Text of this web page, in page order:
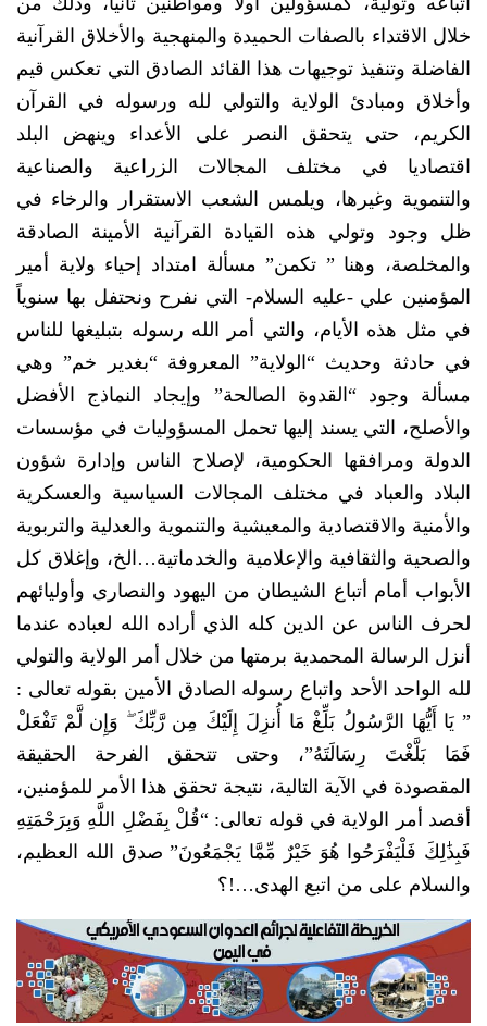
خلال الاقتداء بالصفات الحميدة والمنهجية والأخلاق القرآنية
الفاضلة وتنفيذ توجيهات هذا القائد الصادق التي تعكس قيم
وأخلاق ومبادئ الولاية والتولي لله ورسوله في القرآن
الكريم، حتى يتحقق النصر على الأعداء وينهض البلد
اقتصاديا في مختلف المجالات الزراعية والصناعية
والتنموية وغيرها، ويلمس الشعب الاستقرار والرخاء في
ظل وجود وتولي هذه القيادة القرآنية الأمينة الصادقة
والمخلصة، وهنا ” تكمن” مسألة امتداد إحياء ولاية أمير
المؤمنين علي -عليه السلام- التي نفرح ونحتفل بها سنوياً
في مثل هذه الأيام، والتي أمر الله رسوله بتبليغها للناس
في حادثة وحديث “الولاية” المعروفة “بغدير خم” وهي
مسألة وجود “القدوة الصالحة” وإيجاد النماذج الأفضل
والأصلح، التي يسند إليها تحمل المسؤوليات في مؤسسات
الدولة ومرافقها الحكومية، لإصلاح الناس وإدارة شؤون
البلاد والعباد في مختلف المجالات السياسية والعسكرية
والأمنية والاقتصادية والمعيشية والتنموية والعدلية والتربوية
والصحية والثقافية والإعلامية والخدماتية…الخ، وإغلاق كل
الأبواب أمام أتباع الشيطان من اليهود والنصارى وأوليائهم
لحرف الناس عن الدين كله الذي أراده الله لعباده عندما
أنزل الرسالة المحمدية برمتها من خلال أمر الولاية والتولي
لله الواحد الأحد واتباع رسوله الصادق الأمين بقوله تعالى :
” يَا أَيُّهَا الرَّسُولُ بَلِّغْ مَا أُنزِلَ إِلَيْكَ مِن رَّبِّكَ ۖ وَإِن لَّمْ تَفْعَلْ
فَمَا بَلَّغْتَ رِسَالَتَهُ”، وحتى تتحقق الفرحة الحقيقة
المقصودة في الآية التالية، نتيجة تحقق هذا الأمر للمؤمنين،
أقصد أمر الولاية في قوله تعالى: “قُلْ بِفَضْلِ اللَّهِ وَبِرَحْمَتِهِ
فَبِذَٰلِكَ فَلْيَفْرَحُوا هُوَ خَيْرٌ مِّمَّا يَجْمَعُونَ” صدق الله العظيم،
والسلام على من اتبع الهدى…!؟